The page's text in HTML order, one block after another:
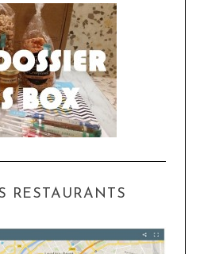
RESTAURANTS